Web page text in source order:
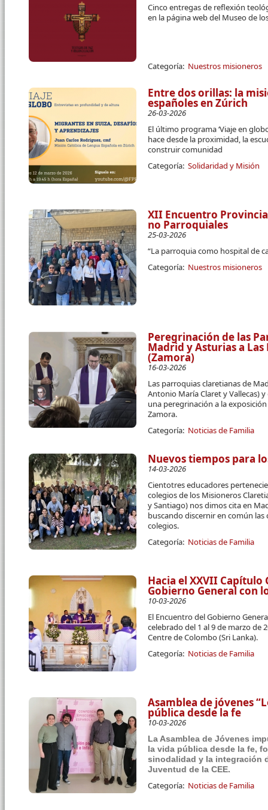
Cinco entregas de reflexión
en la página web del Museo de
Categoría: Nuestros misioneros
Entre dos orillas: la
españoles en Zúrich
26-03-2026
El último programa ‘Viaje en
hace desde la proximidad, la
construir comunidad
Categoría: Solidaridad y Misión
XII Encuentro
no Parroquiales
25-03-2026
“La parroquia como hospital de
Categoría: Nuestros misioneros
Peregrinación de las
Madrid y Asturias a
(Zamora)
16-03-2026
Las parroquias claretianas de
Antonio María Claret y Vallecas)
una peregrinación a la
Zamora.
Categoría: Noticias de Familia
Nuevos tiempos para
14-03-2026
Cientotres educadores
colegios de los Misioneros
y Santiago) nos dimos cita en
buscando discernir en común
colegios.
Categoría: Noticias de Familia
Hacia el XXVII
Gobierno General con
10-03-2026
El Encuentro del Gobierno
celebrado del 1 al 9 de marzo de
Centre de Colombo (Sri Lanka).
Categoría: Noticias de Familia
Asamblea de jóvenes
pública desde la fe
10-03-2026
La Asamblea de Jóvenes
la vida pública desde la fe,
sinodalidad y la integración
Juventud de la CEE.
Categoría: Noticias de Familia